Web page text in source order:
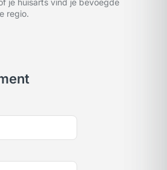
je huisarts vind je bevoegde
regio.